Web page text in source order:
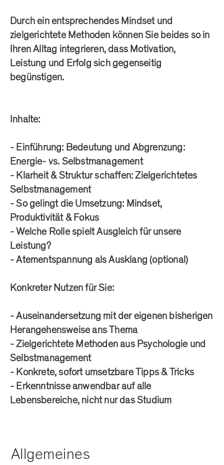
Durch ein entsprechendes Mindset und
zielgerichtete Methoden können Sie beides so in
Ihren Alltag integrieren, dass Motivation,
Leistung und Erfolg sich gegenseitig
begünstigen.
Inhalte:
- Einführung: Bedeutung und Abgrenzung:
Energie- vs. Selbstmanagement
- Klarheit & Struktur schaffen: Zielgerichtetes
Selbstmanagement
- So gelingt die Umsetzung: Mindset,
Produktivität & Fokus
- Welche Rolle spielt Ausgleich für unsere
Leistung?
- Atementspannung als Ausklang (optional)
Konkreter Nutzen für Sie:
- Auseinandersetzung mit der eigenen bisherigen
Herangehensweise ans Thema
- Zielgerichtete Methoden aus Psychologie und
Selbstmanagement
- Konkrete, sofort umsetzbare Tipps & Tricks
- Erkenntnisse anwendbar auf alle
Lebensbereiche, nicht nur das Studium
Allgemeines